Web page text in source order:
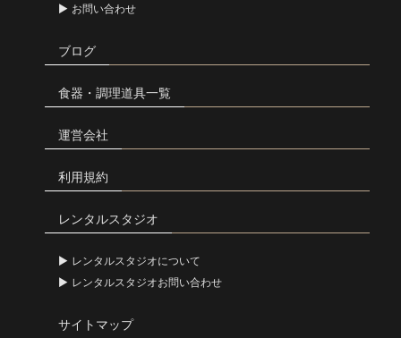
お問い合わせ
ブログ
食器・調理道具一覧
運営会社
利用規約
レンタルスタジオ
レンタルスタジオについて
レンタルスタジオお問い合わせ
サイトマップ